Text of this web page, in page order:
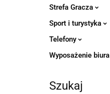
Strefa Gracza
Sport i turystyka
Telefony
Wyposażenie biura
Szukaj